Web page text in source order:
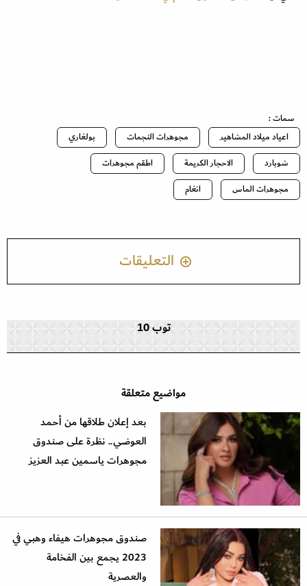
سمات :
اعياد ميلاد المشاهير
مجوهرات النجمات
بولغاري
شوبارد
الاحجار الكريمة
اطقم مجوهرات
مجوهرات الماس
انغام
التعليقات
توب 10
مواضيع متعلقة
بعد إعلان طلاقها من أحمد
العوضي.. نظرة على صندوق
مجوهرات ياسمين عبد العزيز
صندوق مجوهرات هيفاء وهبي في
2023 يجمع بين الفخامة
والعصرية